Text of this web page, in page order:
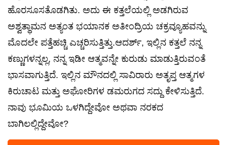
ಹೊರಸೂಸತೊಡಗಿತು. ಅದು ಈ ಕತ್ತಲೆಯಲ್ಲಿ ಅಡಗಿರುವ
ಅಶ್ವತ್ಥಾಮನ ಅತ್ಯಂತ ಭಯಾನಕ ಅತೀಂದ್ರಿಯ ಚಕ್ರವ್ಯೂಹವನ್ನು
ಮೊದಲೇ ಪತ್ತೆಹಚ್ಚಿ ಎಚ್ಚರಿಸುತ್ತಿತ್ತು.ಆದರ್ಶ್, ಇಲ್ಲಿನ ಕತ್ತಲೆ ನನ್ನ
ಕಣ್ಣುಗಳನ್ನಲ್ಲ, ನನ್ನ ಇಡೀ ಆತ್ಮವನ್ನೇ ಕುರುಡು ಮಾಡುತ್ತಿರುವಂತೆ
ಭಾಸವಾಗುತ್ತಿದೆ. ಇಲ್ಲಿನ ಮೌನದಲ್ಲಿ ಸಾವಿರಾರು ಅತೃಪ್ತ ಆತ್ಮಗಳ
ಕಿರುಚಾಟ ಮತ್ತು ಅಘೋರಿಗಳ ಡಮರುಗದ ಸದ್ದು ಕೇಳಿಸುತ್ತಿದೆ.
ನಾವು ಭೂಮಿಯ ಒಳಗಿದ್ದೇವೋ ಅಥವಾ ನರಕದ
ಬಾಗಿಲಲ್ಲಿದ್ದೇವೋ?